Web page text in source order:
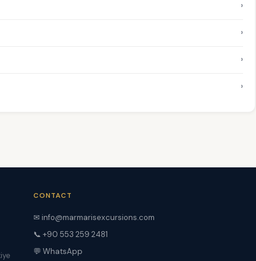
›
›
›
›
CONTACT
✉ info@marmarisexcursions.com
📞 +90 553 259 2481
💬 WhatsApp